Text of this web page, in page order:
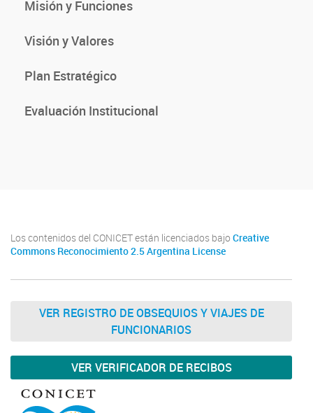
Misión y Funciones
Visión y Valores
Plan Estratégico
Evaluación Institucional
Los contenidos del CONICET están licenciados bajo Creative
Commons Reconocimiento 2.5 Argentina License
VER REGISTRO DE OBSEQUIOS Y VIAJES DE
FUNCIONARIOS
VER VERIFICADOR DE RECIBOS